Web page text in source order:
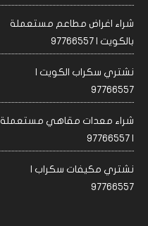
شراء اغراض مطاعم مستعملة
بالكويت | 97766557
نشتري سكراب الكويت |
97766557
شراء معدات مقاهي مستعملة
| 97766557
نشتري مكيفات سكراب |
97766557